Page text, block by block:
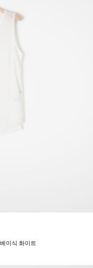
이식 화이트